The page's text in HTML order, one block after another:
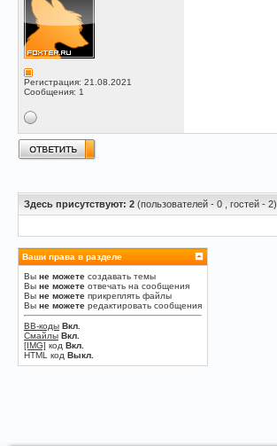
Регистрация: 21.08.2021
Сообщения: 1
Здесь присутствуют: 2 (пользователей - 0 , гостей - 2)
Ваши права в разделе
Вы не можете создавать темы
Вы не можете отвечать на сообщения
Вы не можете прикреплять файлы
Вы не можете редактировать сообщения
BB-коды Вкл.
Смайлы Вкл.
[IMG] код Вкл.
HTML код Выкл.